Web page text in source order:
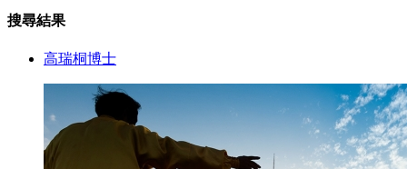
搜尋結果
高瑞桐博士